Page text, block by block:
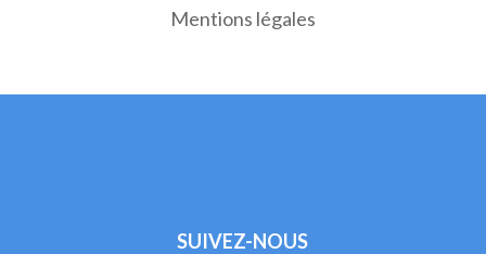
Mentions légales
SUIVEZ-NOUS